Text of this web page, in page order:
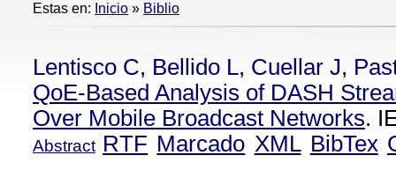
Estas en: Inicio » Biblio
Lentisco C, Bellido L, Cuellar J,
QoE-Based Analysis of DASH
Over Mobile Broadcast Networks.
Abstract RTF Marcado XML BibTex